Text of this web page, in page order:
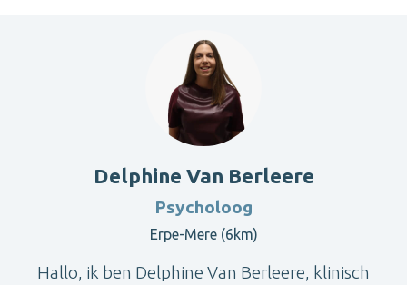
Delphine Van Berleere
Psycholoog
Erpe-Mere (6km)
Hallo, ik ben Delphine Van Berleere, klinisch